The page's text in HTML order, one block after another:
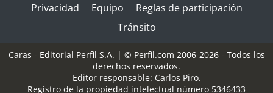
Privacidad
Equipo
Reglas de participación
Tránsito
Caras - Editorial Perfil S.A. | © Perfil.com 2006-2026 - Todos los
derechos reservados.
Editor responsable: Carlos Piro.
Registro de la propiedad intelectual número 5346433